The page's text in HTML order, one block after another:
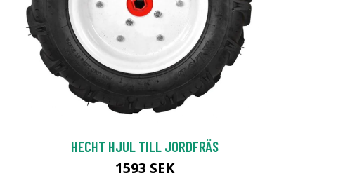
HECHT HJUL TILL JORDFRÄS
1593 SEK